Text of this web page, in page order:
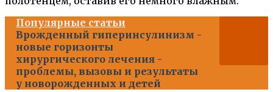
Популярные статьи
Врожденный гиперинсулинизм -
новые горизонты
хирургического лечения -
проблемы, вызовы и результаты
у новорожденных и детей